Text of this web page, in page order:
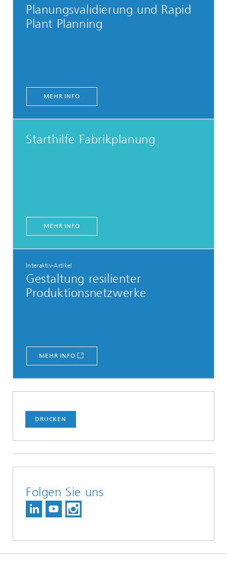
Planungsvalidierung und Rapid
Plant Planning
MEHR INFO
Starthilfe Fabrikplanung
MEHR INFO
Interaktiv-Artikel
Gestaltung resilienter
Produktionsnetzwerke
MEHR INFO
DRUCKEN
Folgen Sie uns